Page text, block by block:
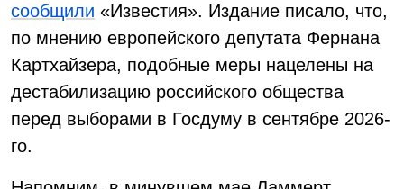
сообщили «Известия». Издание писало, что,
по мнению европейского депутата Фернана
Картхайзера, подобные меры нацелены на
дестабилизацию российского общества
перед выборами в Госдуму в сентябре 2026-
го.